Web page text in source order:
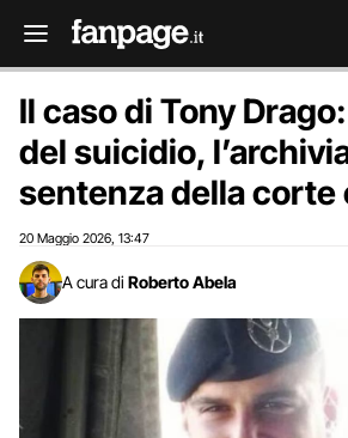
Il caso di Tony
del suicidio,
sentenza della corte
20 Maggio 2026 13:47
A cura di Roberto Abela